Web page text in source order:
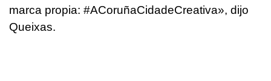
marca propia: #ACoruñaCidadeCreativa», dijo
Queixas.